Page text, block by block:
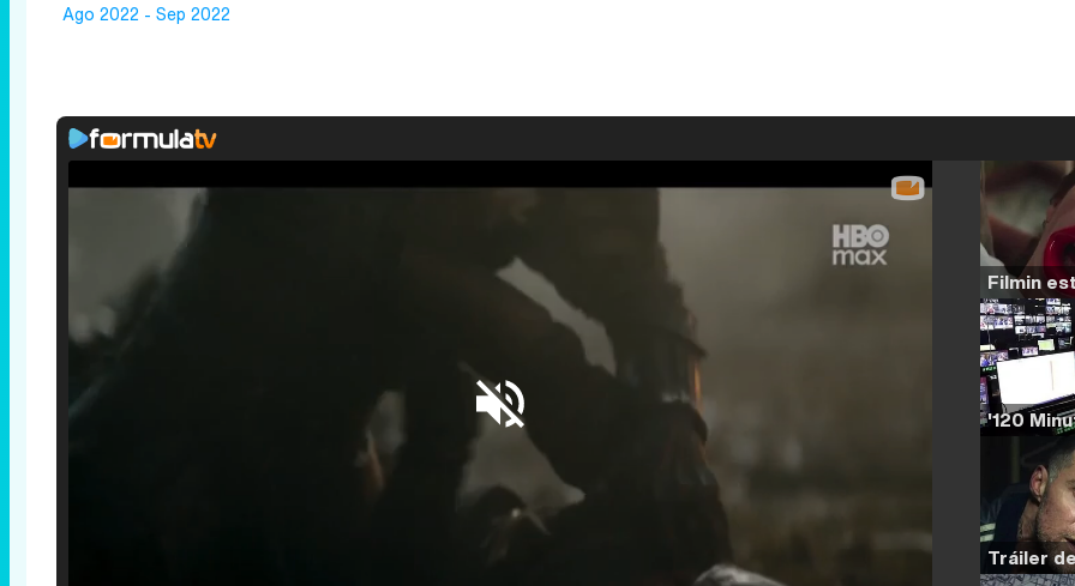
Ago 2022 - Sep 2022